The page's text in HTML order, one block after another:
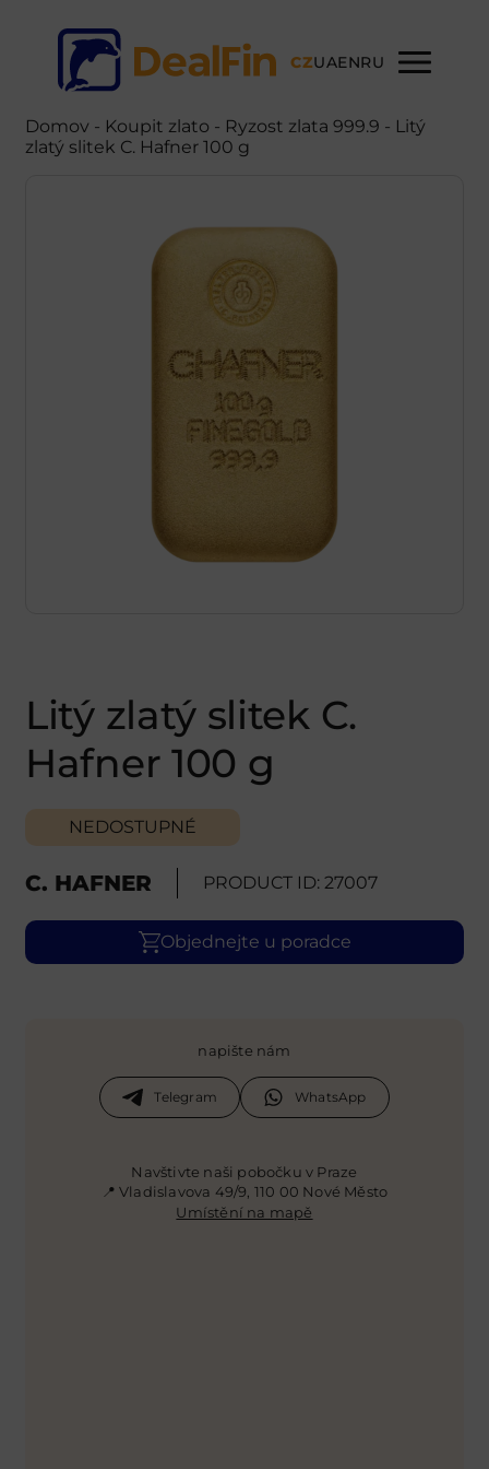
CZUAENRU
Domov - Koupit zlato - Ryzost zlata 999.9 - Litý
zlatý slitek C. Hafner 100 g
Litý zlatý slitek C.
Hafner 100 g
NEDOSTUPNÉ
C. HAFNER PRODUCT ID: 27007
Objednejte u poradce
napište nám
Telegram WhatsApp
Navštivte naši pobočku v Praze
📍 Vladislavova 49/9, 110 00 Nové Město
Umístění na mapě